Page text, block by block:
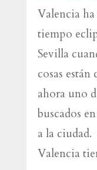
Valencia
tiempo
Sevilla
cosas
ahora uno
buscados
a la
Valencia